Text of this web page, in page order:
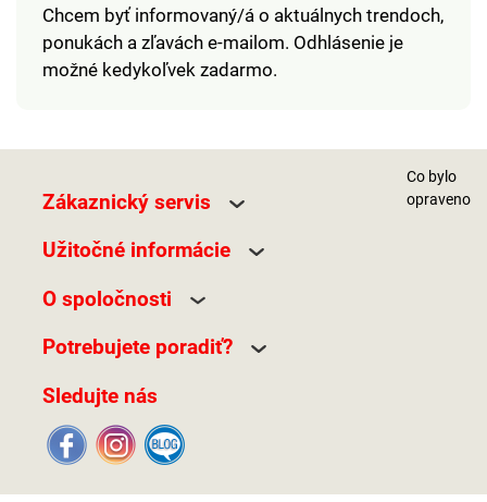
Chcem byť informovaný/á o aktuálnych trendoch,
ponukách a zľavách e-mailom. Odhlásenie je
možné kedykoľvek zadarmo.
Zákaznický servis
Užitočné informácie
O spoločnosti
Potrebujete poradiť?
Sledujte nás
Co bylo
opraveno